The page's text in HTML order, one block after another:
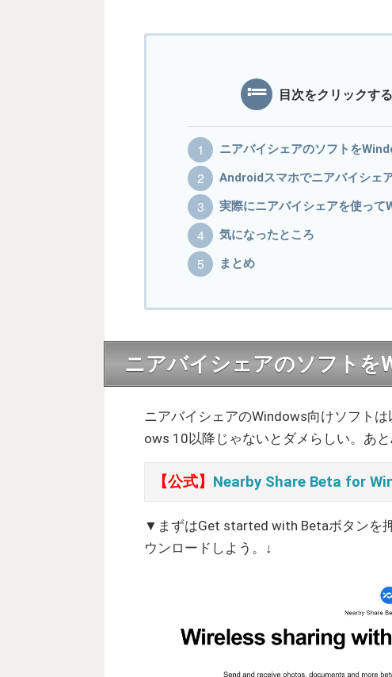
目次をクリックす
ニアバイシェアのソフトを
Androidスマホでニアバイシェ
実際にニアバイシェアを使って
気になったところ
まとめ
ニアバイシェアのソフトを
ニアバイシェアのWindows向けソフト
ows 10以降じゃないとダメらしい。あと
【公式】 Nearby Share Beta for
▼まずはGet started with Betaボタンを
ウンロードしよう。↓